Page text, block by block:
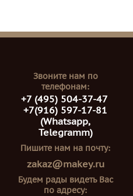
Звоните нам по
телефонам:
+7 (495) 504-37-47
+7(916) 597-17-81
(Whatsapp,
Telegramm)
Пишите нам на почту:
zakaz@makey.ru
Будем рады видеть Вас
по адресу: